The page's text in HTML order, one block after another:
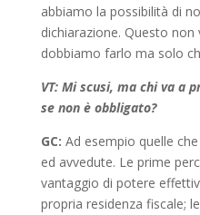
abbiamo la possibilità di
dichiarazione. Questo non
dobbiamo farlo ma solo
VT: Mi scusi, ma chi va a
se non è obbligato?
GC: Ad esempio quelle
ed avvedute. Le prime
vantaggio di potere
propria residenza fiscale;